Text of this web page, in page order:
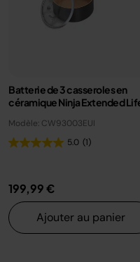
Batterie de 3 casseroles en
céramique Ninja Extended
Modèle: CW93003EUI
5.0 (1)
199,99 €
Ajouter au panier